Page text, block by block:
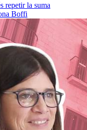
repetir la suma
Boffi